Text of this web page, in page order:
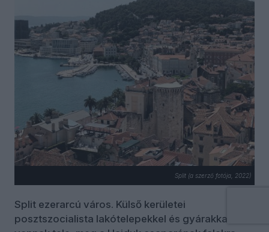
Split (a szerző fotója, 2022)
Split ezerarcú város. Külső kerületei
posztszocialista lakótelepekkel és gyárakkal